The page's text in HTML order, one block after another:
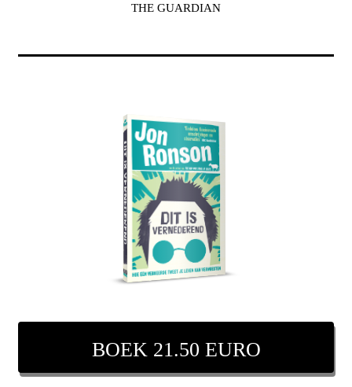
THE GUARDIAN
BOEK 21.50 EURO